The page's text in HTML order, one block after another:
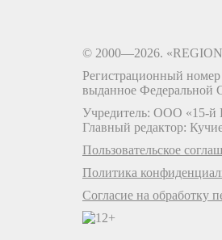
© 2000—2026.
Регистрационный
выданное Федеральной
Учредитель: ООО «15-й
Главный редактор:
Пользовательское
Политика
Согласие на обработку